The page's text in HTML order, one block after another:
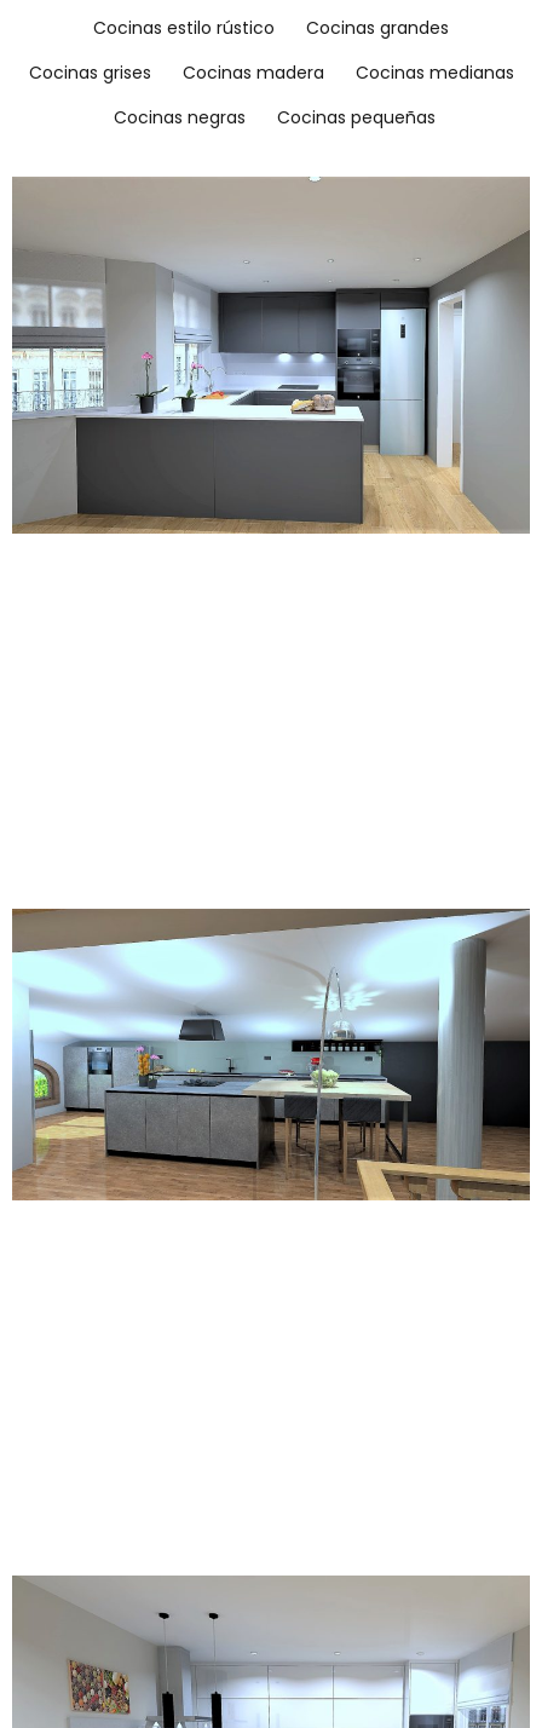
Cocinas estilo rústico
Cocinas grandes
Cocinas grises
Cocinas madera
Cocinas medianas
Cocinas negras
Cocinas pequeñas